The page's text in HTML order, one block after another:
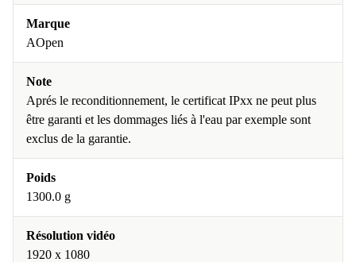
Marque
AOpen
Note
Aprés le reconditionnement, le certificat IPxx ne peut plus
être garanti et les dommages liés à l'eau par exemple sont
exclus de la garantie.
Poids
1300.0 g
Résolution vidéo
1920 x 1080